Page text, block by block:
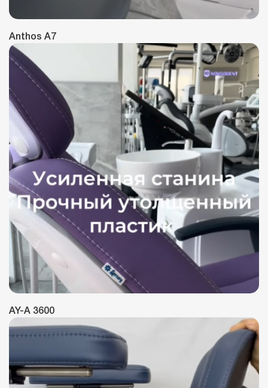
Anthos A7
AY-A 3600